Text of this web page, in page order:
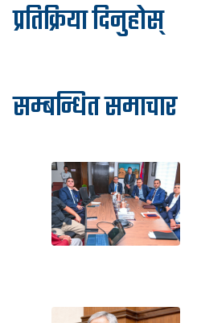
प्रतिक्रिया दिनुहोस्
सम्बन्धित समाचार